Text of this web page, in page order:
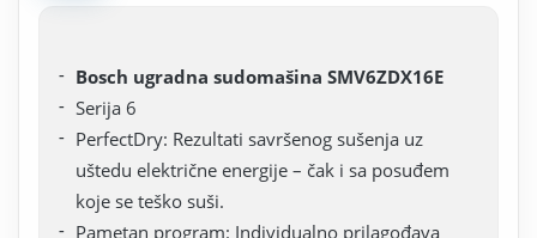
Bosch ugradna sudomašina SMV6ZDX16E
Serija 6
PerfectDry: Rezultati savršenog sušenja uz
uštedu električne energije – čak i sa posuđem
koje se teško suši.
Pametan program: Individualno prilagođava